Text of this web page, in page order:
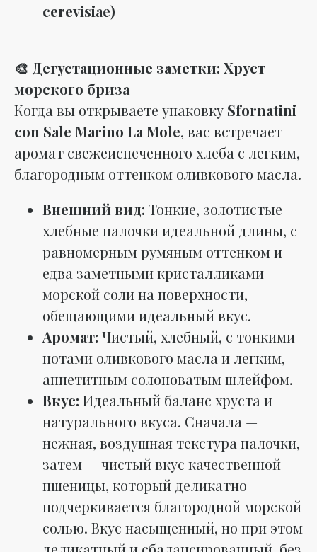
cerevisiae)
🎨 Дегустационные заметки: Хруст
морского бриза
Когда вы открываете упаковку Sfornatini
con Sale Marino La Mole, вас встречает
аромат свежеиспеченного хлеба с легким,
благородным оттенком оливкового масла.
Внешний вид: Тонкие, золотистые
хлебные палочки идеальной длины, с
равномерным румяным оттенком и
едва заметными кристалликами
морской соли на поверхности,
обещающими идеальный вкус.
Аромат: Чистый, хлебный, с тонкими
нотами оливкового масла и легким,
аппетитным солоноватым шлейфом.
Вкус: Идеальный баланс хруста и
натурального вкуса. Сначала —
нежная, воздушная текстура палочки,
затем — чистый вкус качественной
пшеницы, который деликатно
подчеркивается благородной морской
солью. Вкус насыщенный, но при этом